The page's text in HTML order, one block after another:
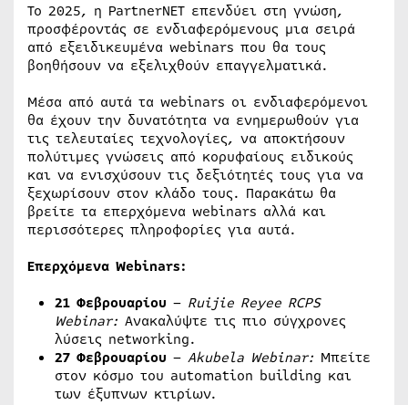
Το 2025, η PartnerNET επενδύει στη γνώση,
προσφέροντάς σε ενδιαφερόμενους μια σειρά
από εξειδικευμένα webinars που θα τους
βοηθήσουν να εξελιχθούν επαγγελματικά.
Μέσα από αυτά τα webinars οι ενδιαφερόμενοι
θα έχουν την δυνατότητα να ενημερωθούν για
τις τελευταίες τεχνολογίες, να αποκτήσουν
πολύτιμες γνώσεις από κορυφαίους ειδικούς
και να ενισχύσουν τις δεξιότητές τους για να
ξεχωρίσουν στον κλάδο τους. Παρακάτω θα
βρείτε τα επερχόμενα webinars αλλά και
περισσότερες πληροφορίες για αυτά.
Επερχόμενα Webinars:
21 Φεβρουαρίου – Ruijie Reyee RCPS
Webinar: Ανακαλύψτε τις πιο σύγχρονες
λύσεις networking.
27 Φεβρουαρίου – Akubela Webinar: Μπείτε
στον κόσμο του automation building και
των έξυπνων κτιρίων.